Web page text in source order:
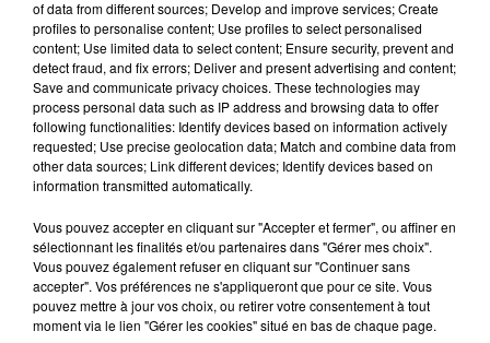
dans chaque navette à chaque trajet assure la MEL. “Il
sera là pour reprendre le contrôle de la navette au
moindre souci“.
Plus d'infos Vozer à retrouver sur Facebook
Born This Way
LADY GAGA
RADIO CONTACT
of data from different sources; Develop and improve services; Create
profiles to personalise content; Use profiles to select personalised
content; Use limited data to select content; Ensure security, prevent and
detect fraud, and fix errors; Deliver and present advertising and content;
Save and communicate privacy choices. These technologies may
process personal data such as IP address and browsing data to offer
following functionalities: Identify devices based on information actively
requested; Use precise geolocation data; Match and combine data from
other data sources; Link different devices; Identify devices based on
information transmitted automatically.
Vous pouvez accepter en cliquant sur "Accepter et fermer", ou affiner en
sélectionnant les finalités et/ou partenaires dans "Gérer mes choix".
Vous pouvez également refuser en cliquant sur "Continuer sans
accepter". Vos préférences ne s'appliqueront que pour ce site. Vous
pouvez mettre à jour vos choix, ou retirer votre consentement à tout
moment via le lien "Gérer les cookies" situé en bas de chaque page.